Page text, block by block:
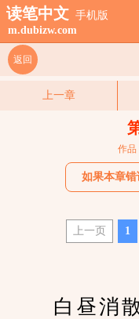
读笔中文 手机版
m.dubizw.com
返回
上一章
作品
如果本章
上一页 1
白昼消散